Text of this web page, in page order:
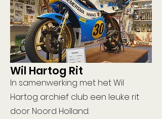
In samenwerking met het Wil
Hartog archief club een leuke rit
door Noord Holland.
Wil Hartog Rit